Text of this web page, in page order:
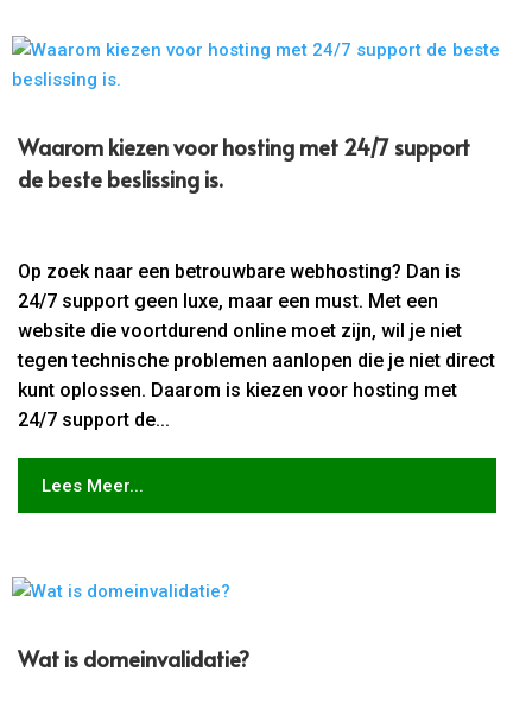
Waarom kiezen voor hosting met 24/7 support
de beste beslissing is.​
Op zoek naar een betrouwbare webhosting? Dan is
24/7 support geen luxe, maar een must. Met een
website die voortdurend online moet zijn, wil je niet
tegen technische problemen aanlopen die je niet direct
kunt oplossen. Daarom is kiezen voor hosting met
24/7 support de...
Lees Meer...
Wat is domeinvalidatie?